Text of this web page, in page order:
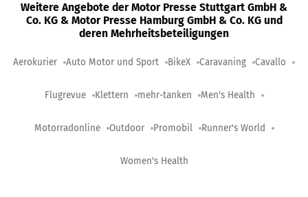
Weitere Angebote der Motor Presse Stuttgart GmbH &
Co. KG & Motor Presse Hamburg GmbH & Co. KG und
deren Mehrheitsbeteiligungen
Aerokurier Auto Motor und Sport BikeX Caravaning Cavallo
Flugrevue Klettern mehr-tanken Men's Health
Motorradonline Outdoor Promobil Runner's World
Women's Health